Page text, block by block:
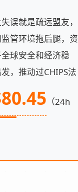
误就是疏远盟友，
管环境拖后腿，资
球安全和经济稳
，推动过CHIPS法
（24h